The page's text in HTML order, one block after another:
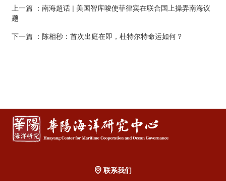
上一篇
：南海超话 | 美国智库唆使菲律宾在联合国上操弄南海议
题
下一篇 ：陈相秒：首次出庭在即，杜特尔特命运如何？
联系我们